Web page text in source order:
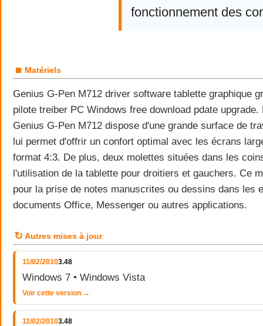
fonctionnement des
■ Matériels
Genius G-Pen M712 driver software tablette graphique
pilote treiber PC Windows free download pdate upgrade.
Genius G-Pen M712 dispose d'une grande surface de
lui permet d'offrir un confort optimal avec les écrans
format 4:3. De plus, deux molettes situées dans les
l'utilisation de la tablette pour droitiers et gauchers. Ce
pour la prise de notes manuscrites ou dessins dans les
documents Office, Messenger ou autres applications.
↻ Autres mises à jour
11/02/20103.48
Windows 7 • Windows Vista
Voir cette version →
11/02/20103.48